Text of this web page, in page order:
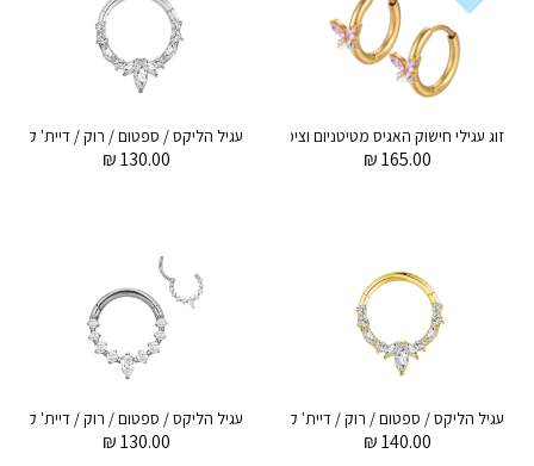
165.00
₪
130.00
₪
140.00
₪
130.00
₪